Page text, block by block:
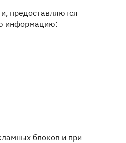
предоставляются
информацию:
блоков и при